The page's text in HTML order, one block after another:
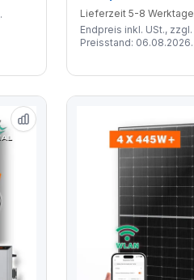
.
Lieferzeit 5-8 Werktage
Endpreis inkl. USt., zzgl.
Preisstand: 06.08.2026.